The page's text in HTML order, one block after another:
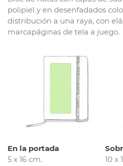
polipiel y en desenfadados
distribución a una raya, con
marcapáginas de tela a juego.
En la portada
5 x 16 cm.
10 x